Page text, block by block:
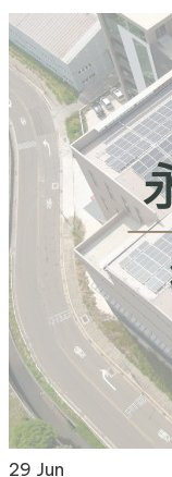
29 Jun